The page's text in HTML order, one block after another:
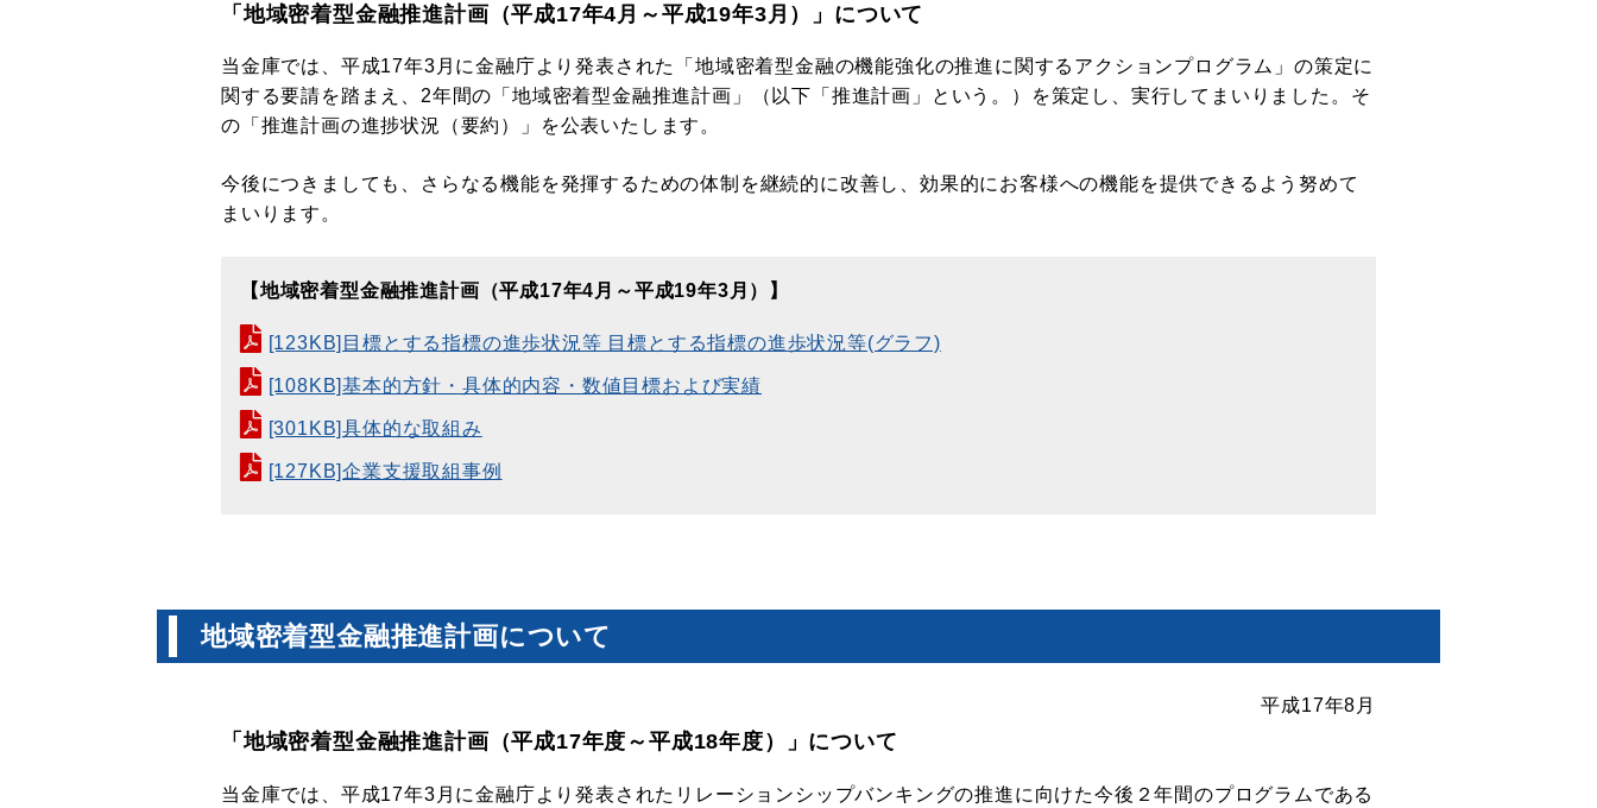
「地域密着型金融推進計画（平成17年4月～平成19年3月）」について
当金庫では、平成17年3月に金融庁より発表された「地域密着型金融の機能強化の推進に関するアクションプログラム」の策定に
関する要請を踏まえ、2年間の「地域密着型金融推進計画」（以下「推進計画」という。）を策定し、実行してまいりました。そ
の「推進計画の進捗状況（要約）」を公表いたします。
今後につきましても、さらなる機能を発揮するための体制を継続的に改善し、効果的にお客様への機能を提供できるよう努めて
まいります。
【地域密着型金融推進計画（平成17年4月～平成19年3月）】
[123KB]目標とする指標の進歩状況等 目標とする指標の進歩状況等(グラフ)
[108KB]基本的方針・具体的内容・数値目標および実績
[301KB]具体的な取組み
[127KB]企業支援取組事例
地域密着型金融推進計画について
平成17年8月
「地域密着型金融推進計画（平成17年度～平成18年度）」について
当金庫では、平成17年3月に金融庁より発表されたリレーションシップバンキングの推進に向けた今後２年間のプログラムである